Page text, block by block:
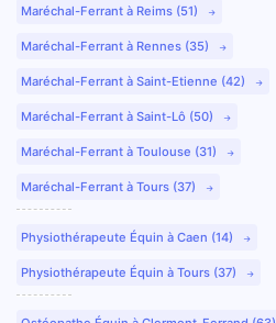
Maréchal-Ferrant à Reims (51)
Maréchal-Ferrant à Rennes (35)
Maréchal-Ferrant à Saint-Etienne (42)
Maréchal-Ferrant à Saint-Lô (50)
Maréchal-Ferrant à Toulouse (31)
Maréchal-Ferrant à Tours (37)
Physiothérapeute Équin à Caen (14)
Physiothérapeute Équin à Tours (37)